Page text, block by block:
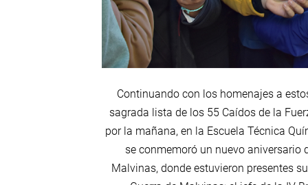
Continuando con los homenajes a
sagrada lista de los 55 Caídos de la
por la mañana, en la Escuela Técnica
se conmemoró un nuevo aniversario
Malvinas, donde estuvieron presentes